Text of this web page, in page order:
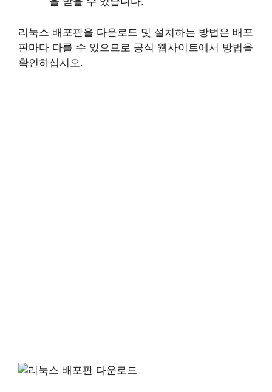
리눅스 배포판을 다운로드 및 설치하는 방법은 배포
판마다 다를 수 있으므로 공식 웹사이트에서 방법을
확인하십시오.